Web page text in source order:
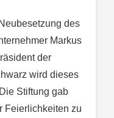
des
Markus
der
wird dieses
Stiftung gab
Feierlichkeiten zu